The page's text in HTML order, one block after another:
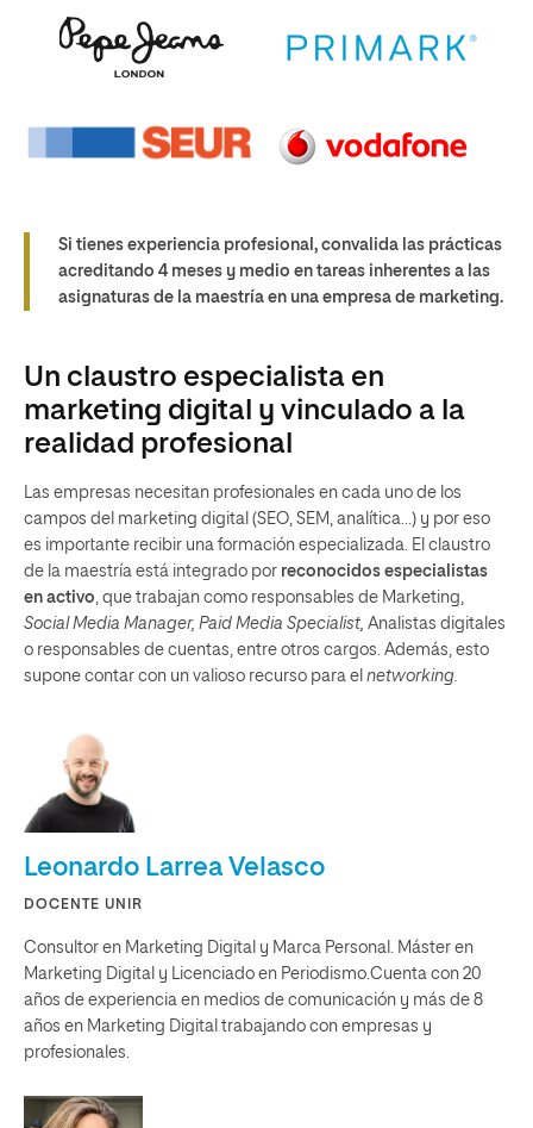
Si tienes experiencia profesional, convalida las prácticas
acreditando 4 meses y medio en tareas inherentes a las
asignaturas de la maestría en una empresa de marketing.
Un claustro especialista en
marketing digital y vinculado a la
realidad profesional
Las empresas necesitan profesionales en cada uno de los
campos del marketing digital (SEO, SEM, analítica…) y por eso
es importante recibir una formación especializada. El claustro
de la maestría está integrado por reconocidos especialistas
en activo , que trabajan como responsables de Marketing,
Social Media Manager, Paid Media Specialist, Analistas digitales
o responsables de cuentas, entre otros cargos. Además, esto
supone contar con un valioso recurso para el networking.
Leonardo Larrea Velasco
DOCENTE UNIR
Consultor en Marketing Digital y Marca Personal. Máster en
Marketing Digital y Licenciado en Periodismo.Cuenta con 20
años de experiencia en medios de comunicación y más de 8
años en Marketing Digital trabajando con empresas y
profesionales.